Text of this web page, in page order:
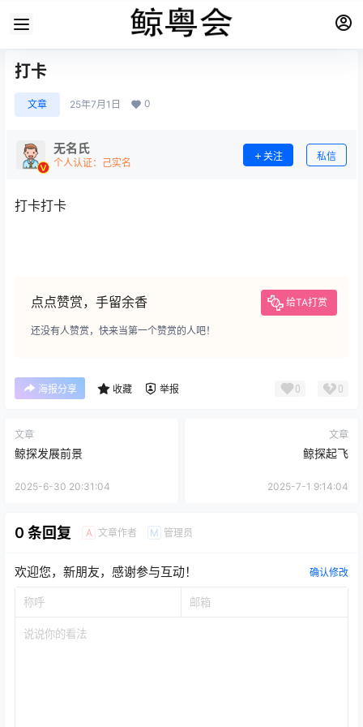
打卡
文章 25年7月1日 0
无名氏
个人认证：己实名
关注 私信
打卡打卡
点点赞赏，手留余香 给TA打赏
还没有人赞赏，快来当第一个赞赏的人吧！
海报分享 收藏 举报 0 0
文章
鲸探发展前景
2025-6-30 20:31:04
文章
鲸探起飞
2025-7-1 9:14:04
0 条回复 A 文章作者 M 管理员
欢迎您，新朋友，感谢参与互动！ 确认修改